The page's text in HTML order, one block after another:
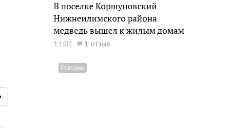
В поселке Коршуновский
Нижнеилимского района
медведь вышел к жилым домам
11:01 1 отзыв